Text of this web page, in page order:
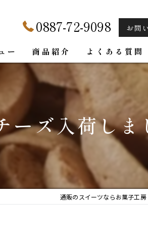
0887-72-9098 お問
ー 商品紹介 よくある質問
ーズ入荷しま
通販のスイーツならお菓子工